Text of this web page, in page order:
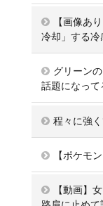
【画像あ
冷却」する冷
グリーン
話題になっ
程々に強
【ポケモ
【動画】